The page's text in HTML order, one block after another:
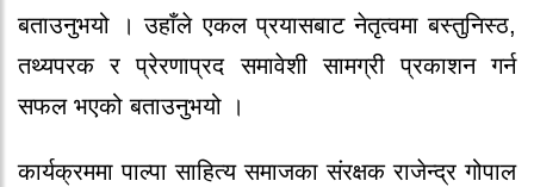
बताउनुभयो । उहाँले एकल प्रयासबाट नेतृत्वमा बस्तुनिस्ठ,
तथ्यपरक र प्रेरणाप्रद समावेशी सामग्री प्रकाशन गर्न
सफल भएको बताउनुभयो ।
कार्यक्रममा पाल्पा साहित्य समाजका संरक्षक राजेन्द्र गोपाल